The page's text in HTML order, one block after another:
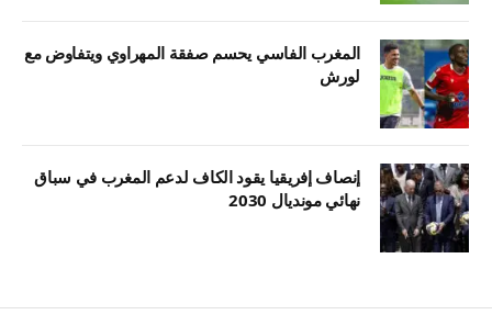
المغرب الفاسي يحسم صفقة المهراوي ويتفاوض مع
لورش
إنصاف إفريقيا يقود الكاف لدعم المغرب في سباق
نهائي مونديال 2030